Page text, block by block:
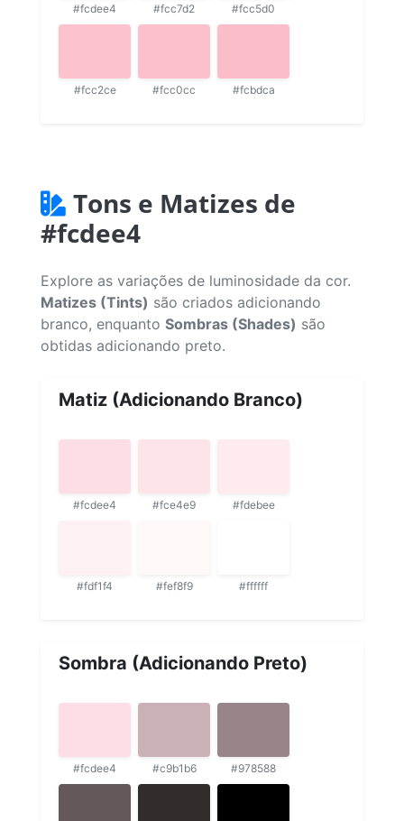
#fcdee4 #fcc7d2 #fcc5d0
#fcc2ce #fcc0cc #fcbdca
Tons e Matizes de
#fcdee4
Explore as variações de luminosidade da cor.
Matizes (Tints) são criados adicionando
branco, enquanto Sombras (Shades) são
obtidas adicionando preto.
Matiz (Adicionando Branco)
#fcdee4 #fce4e9 #fdebee
#fdf1f4 #fef8f9 #ffffff
Sombra (Adicionando Preto)
#fcdee4 #c9b1b6 #978588